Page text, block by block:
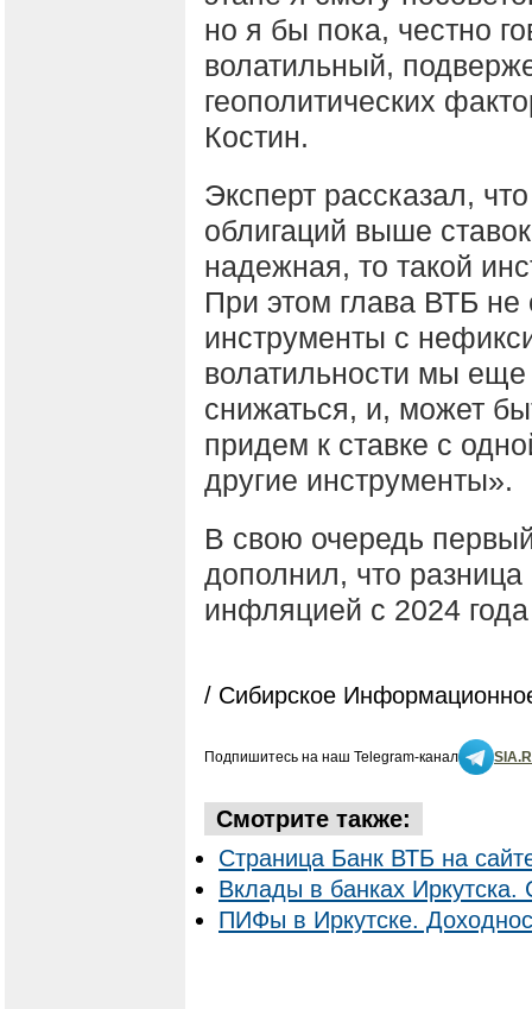
но я бы пока, честно
волатильный,
геополитических
Костин.
Эксперт рассказал,
облигаций выше
надежная, то такой
При этом глава ВТБ не
инструменты с
волатильности мы
снижаться, и, может
придем к ставке с
другие инструменты».
В свою очередь
дополнил, что
инфляцией с 2024
/ Сибирское
Подпишитесь на наш Telegram-канал
Смотрите также:
Страница Банк ВТБ на
Вклады в банках Иркутска.
ПИФы в Иркутске.